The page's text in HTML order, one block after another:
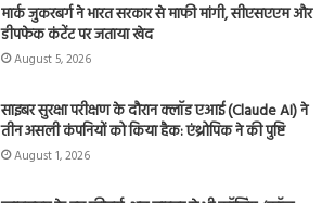
मार्क जुकरबर्ग ने भारत सरकार से माफी मांगी, सीएसएएम और
डीपफेक कंटेंट पर जताया खेद
August 5, 2026
साइबर सुरक्षा परीक्षण के दौरान क्लॉड एआई (Claude AI) ने
तीन असली कंपनियों को किया हैक: एंथ्रोपिक ने की पुष्टि
August 1, 2026